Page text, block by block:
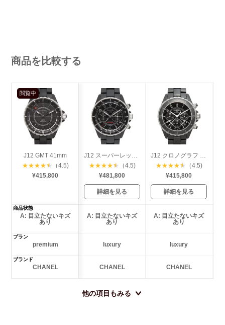
商品を比較する
閲覧中
J12 GMT 41mm
★★★★★
（4.5)
¥415,800
★★★★★
（4.5)
¥481,800
詳細を見る
★★★★★
（4.5)
¥415,800
詳細を見る
商品状態
A: 目立たないキズ
あり
A: 目立たないキズ
あり
A: 目立たないキズ
あり
プラン
premium luxury luxury
ブランド
CHANEL CHANEL CHANEL
他の項目もみる